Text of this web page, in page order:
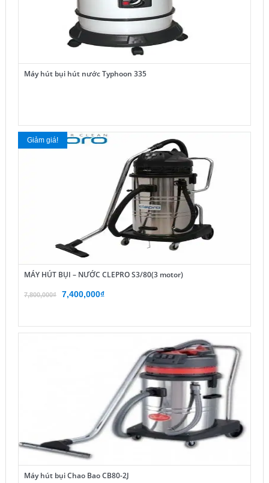
Máy hút bụi hút nước Typhoon 335
Giảm giá!
MÁY HÚT BỤI – NƯỚC CLEPRO S3/80(3 motor)
7,800,000₫
Giá
7,800,000₫.
7,400,000₫Giá
là:
Máy hút bụi Chao Bao CB80-2J